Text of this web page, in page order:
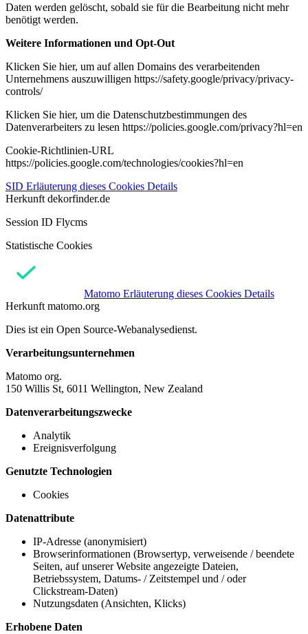
Daten werden gelöscht, sobald sie für die Bearbeitung nicht mehr
benötigt werden.
Weitere Informationen und Opt-Out
Klicken Sie hier, um auf allen Domains des verarbeitenden
Unternehmens auszuwilligen https://safety.google/privacy/privacy-
controls/
Klicken Sie hier, um die Datenschutzbestimmungen des
Datenverarbeiters zu lesen https://policies.google.com/privacy?hl=en
Cookie-Richtlinien-URL
https://policies.google.com/technologies/cookies?hl=en
SID Erläuterung dieses Cookies Details
Herkunft dekorfinder.de
Session ID Flycms
Statistische Cookies
Matomo Erläuterung dieses Cookies Details
Herkunft matomo.org
Dies ist ein Open Source-Webanalysedienst.
Verarbeitungsunternehmen
Matomo org.
150 Willis St, 6011 Wellington, New Zealand
Datenverarbeitungszwecke
Analytik
Ereignisverfolgung
Genutzte Technologien
Cookies
Datenattribute
IP-Adresse (anonymisiert)
Browserinformationen (Browsertyp, verweisende / beendete
Seiten, auf unserer Website angezeigte Dateien,
Betriebssystem, Datums- / Zeitstempel und / oder
Clickstream-Daten)
Nutzungsdaten (Ansichten, Klicks)
Erhobene Daten